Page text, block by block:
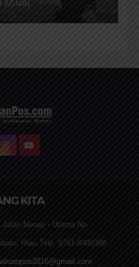
Harus
ADMIN
KITA
Nenas - Utama No.
Riau Telp. 0761-8400388